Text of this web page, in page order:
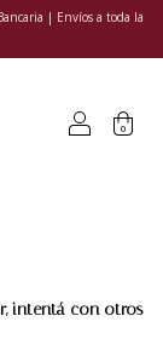
| Envíos a toda la
0
intentá con otros